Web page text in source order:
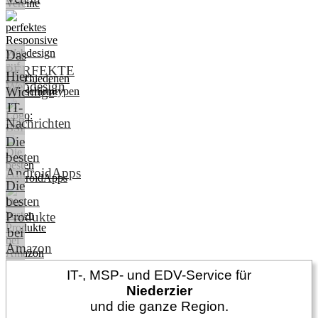
Das
PERFEKTE
Webdesign
Hier:
Wichtige
IT-
Nachrichten
Die
besten
AndroidApps
Die
besten
Produkte
bei
Amazon
IT-, MSP- und EDV-Service für
Niederzier
und die ganze Region.